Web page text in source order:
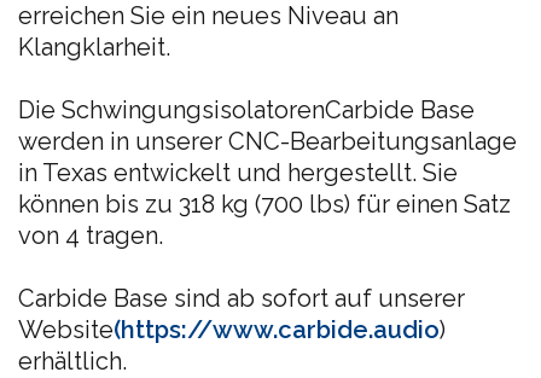
erreichen Sie ein neues Niveau an
Klangklarheit.
Die SchwingungsisolatorenCarbide Base
werden in unserer CNC-Bearbeitungsanlage
in Texas entwickelt und hergestellt. Sie
können bis zu 318 kg (700 lbs) für einen Satz
von 4 tragen.
Carbide Base sind ab sofort auf unserer
Website(https://www.carbide.audio)
erhältlich.